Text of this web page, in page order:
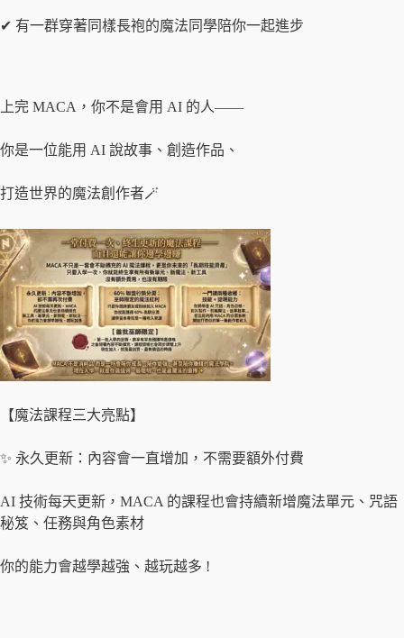
✔ 有一群穿著同樣長袍的魔法同學陪你一起進步
上完 MACA，你不是會用 AI 的人——
你是一位能用 AI 說故事、創造作品、
打造世界的魔法創作者🪄
【魔法課程三大亮點】
✨ 永久更新：內容會一直增加，不需要額外付費
AI 技術每天更新，MACA 的課程也會持續新增魔法單元、咒語
秘笈、任務與角色素材
你的能力會越學越強、越玩越多 !